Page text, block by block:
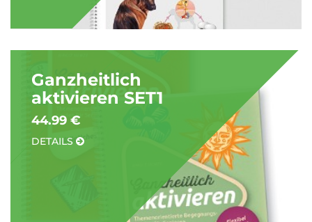
Ganzheitlich
aktivieren SET1
44.99 €
DETAILS